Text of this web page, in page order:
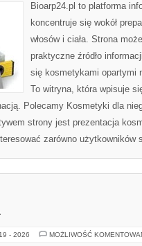
Bioarp24.pl to platforma
koncentruje się wokół
włosów i ciała. Strona
praktyczne źródło
się kosmetykami opartymi
To witryna, która wpisuje
Polecamy Kosmetyki dla
strony jest prezentacja
zarówno
- 2026 MOŻLIWOŚĆ